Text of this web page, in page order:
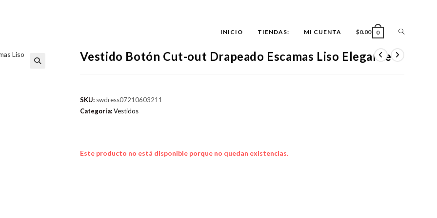
INICIO TIENDAS: MI CUENTA $0.00 0 ALTERNAR
Vestido Botón Cut-out Drapeado Escamas Liso Elegante
SKU: swdress07210603211
Categoría:Vestidos
Este producto no está disponible porque no quedan existencias.